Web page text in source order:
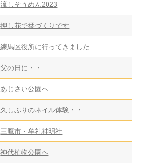
流しそうめん2023
押し花で栞づくりです
練馬区役所に行ってきました
父の日に・・
あじさい公園へ
久しぶりのネイル体験・・
三鷹市・牟礼神明社
神代植物公園へ